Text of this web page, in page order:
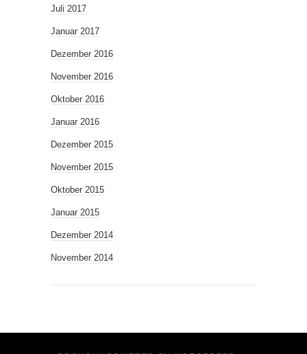
Juli 2017
Januar 2017
Dezember 2016
November 2016
Oktober 2016
Januar 2016
Dezember 2015
November 2015
Oktober 2015
Januar 2015
Dezember 2014
November 2014